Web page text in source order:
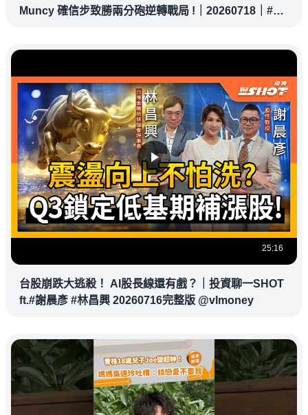
Muncy 確信步致勝兩分砲逆轉戰局 !｜20260718｜#洛
25:16
台股崩跌大逃殺！ AI股長線還有戲？｜投資聊一SHOT
ft.#謝晨彥 #林昌興 20260716完整版 @vlmoney